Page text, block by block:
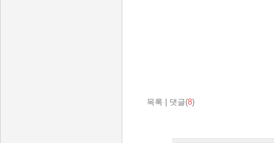
목록 댓글(8)